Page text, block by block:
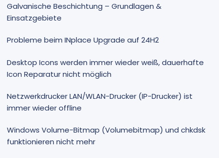
Galvanische Beschichtung – Grundlagen &
Einsatzgebiete
Probleme beim INplace Upgrade auf 24H2
Desktop Icons werden immer wieder weiß, dauerhafte
Icon Reparatur nicht möglich
Netzwerkdrucker LAN/WLAN-Drucker (IP-Drucker) ist
immer wieder offline
Windows Volume-Bitmap (Volumebitmap) und chkdsk
funktionieren nicht mehr